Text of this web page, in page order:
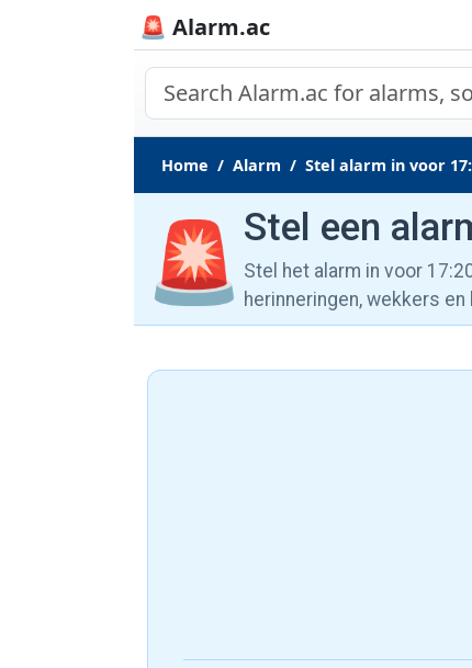
🚨 Alarm.ac
Home Alarm Stel alarm in voor
🚨 Stel een
Stel het alarm in voor
herinneringen, wekkers